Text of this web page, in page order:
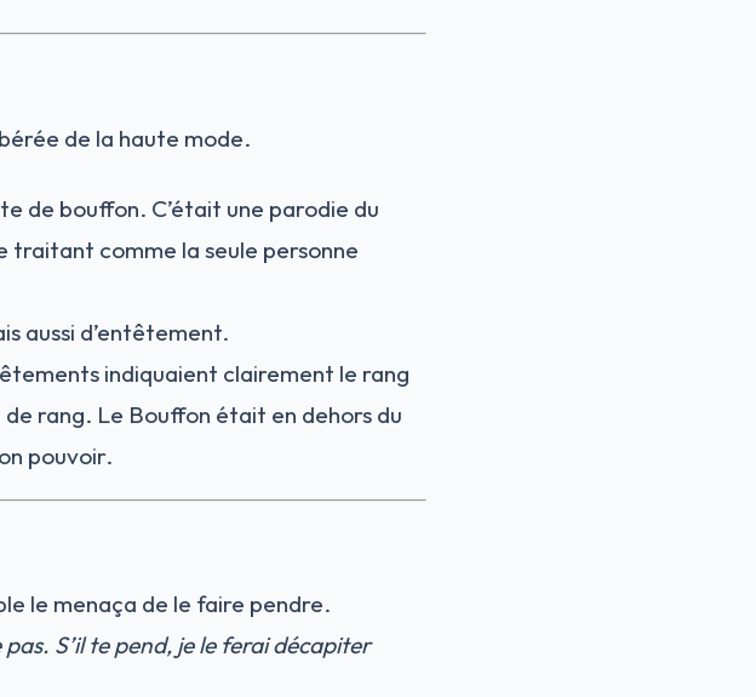
de la haute mode.
de bouffon. C’était une parodie du
traitant comme la seule personne
aussi d’entêtement.
indiquaient clairement le rang
rang. Le Bouffon était en dehors du
pouvoir.
le menaça de le faire pendre.
pas. S’il te pend, je le ferai décapiter